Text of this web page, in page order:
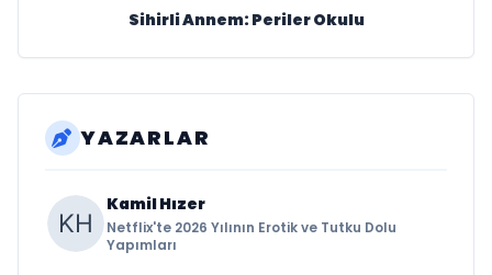
Sihirli Annem: Periler Okulu
YAZARLAR
Kamil Hızer
Netflix'te 2026 Yılının Erotik ve Tutku Dolu
Yapımları